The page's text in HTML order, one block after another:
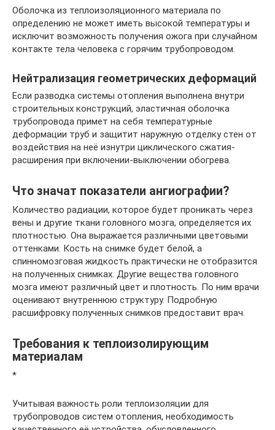
Оболочка из теплоизоляционного материала по
определению не может иметь высокой температуры и
исключит возможность получения ожога при случайном
контакте тела человека с горячим трубопроводом.
Нейтрализация геометрических деформаций
Если разводка системы отопления выполнена внутри
строительных конструкций, эластичная оболочка
трубопровода примет на себя температурные
деформации труб и защитит наружную отделку стен от
воздействия на неё изнутри циклического сжатия-
расширения при включении-выключении обогрева.
Что значат показатели ангиографии?
Количество радиации, которое будет проникать через
вены и другие ткани головного мозга, определяется их
плотностью. Она выражается различными цветовыми
оттенками. Кость на снимке будет белой, а
спинномозговая жидкость практически не отобразится
на полученных снимках. Другие вещества головного
мозга имеют различный цвет и плотность. По ним врачи
оценивают внутреннюю структуру. Подробную
расшифровку полученных снимков предоставит врач.
Требования к теплоизолирующим
материалам
*
Учитывая важность роли теплоизоляции для
трубопроводов систем отопления, необходимость